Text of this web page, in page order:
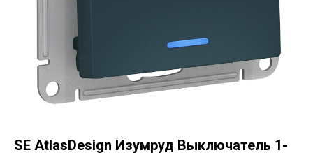
SE AtlasDesign Изумруд Выключатель 1-